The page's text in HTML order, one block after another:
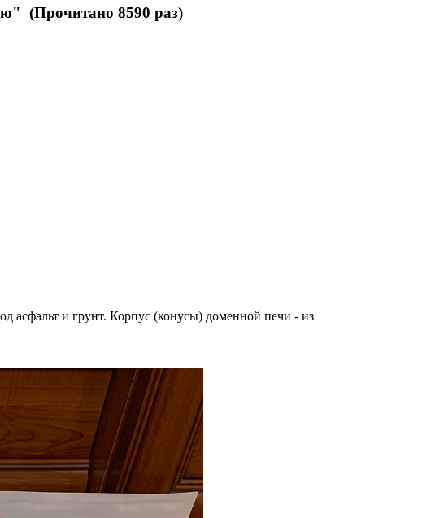
(Прочитано 8590 раз)
асфальт и грунт. Корпус (конусы) доменной печи - из